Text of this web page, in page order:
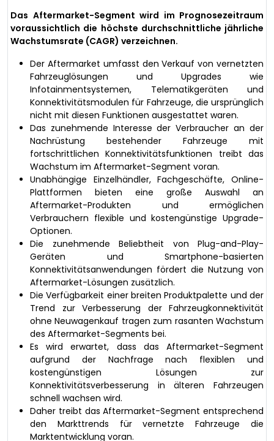
Das Aftermarket-Segment wird im Prognosezeitraum
voraussichtlich die höchste durchschnittliche jährliche
Wachstumsrate (CAGR) verzeichnen.
Der Aftermarket umfasst den Verkauf von vernetzten
Fahrzeuglösungen und Upgrades wie
Infotainmentsystemen, Telematikgeräten und
Konnektivitätsmodulen für Fahrzeuge, die ursprünglich
nicht mit diesen Funktionen ausgestattet waren.
Das zunehmende Interesse der Verbraucher an der
Nachrüstung bestehender Fahrzeuge mit
fortschrittlichen Konnektivitätsfunktionen treibt das
Wachstum im Aftermarket-Segment voran.
Unabhängige Einzelhändler, Fachgeschäfte, Online-
Plattformen bieten eine große Auswahl an
Aftermarket-Produkten und ermöglichen
Verbrauchern flexible und kostengünstige Upgrade-
Optionen.
Die zunehmende Beliebtheit von Plug-and-Play-
Geräten und Smartphone-basierten
Konnektivitätsanwendungen fördert die Nutzung von
Aftermarket-Lösungen zusätzlich.
Die Verfügbarkeit einer breiten Produktpalette und der
Trend zur Verbesserung der Fahrzeugkonnektivität
ohne Neuwagenkauf tragen zum rasanten Wachstum
des Aftermarket-Segments bei.
Es wird erwartet, dass das Aftermarket-Segment
aufgrund der Nachfrage nach flexiblen und
kostengünstigen Lösungen zur
Konnektivitätsverbesserung in älteren Fahrzeugen
schnell wachsen wird.
Daher treibt das Aftermarket-Segment entsprechend
den Markttrends für vernetzte Fahrzeuge die
Marktentwicklung voran.